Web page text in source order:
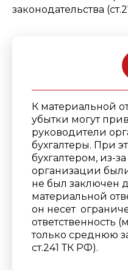
законодательства
К материальной
убытки могут
руководители
бухгалтеры. При
бухгалтером, из-
организации
не был заключен
материальной
он несет
ответственность
только среднюю
ст.241 ТК РФ).